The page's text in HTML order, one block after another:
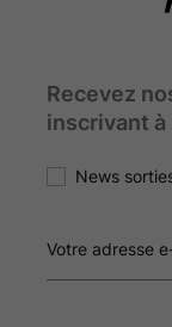
Recevez
inscrivant
News